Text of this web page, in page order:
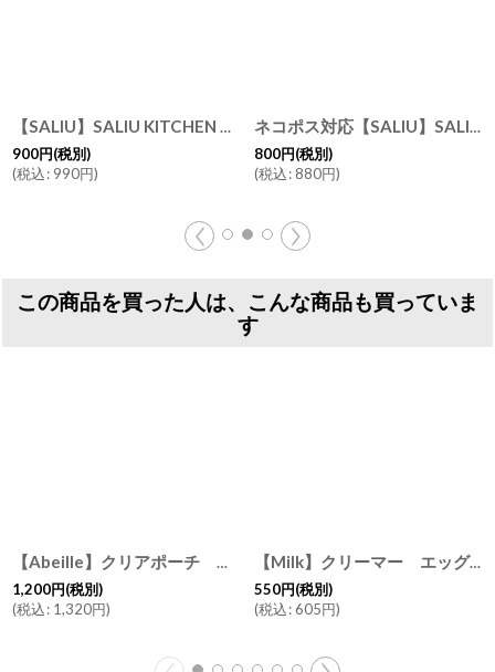
[30011-5]
【SALIU】SALIU KITCHEN おおさじ 大さじ 大匙 チーク 木製 メジャースプーン 計量スプーン Teak Table Spoon キッチンツール LOLO
900円(税別)
(税込: 990円)
ネコポス対応【SALIU】SALIU KITCHEN こさじ チーク 木製 メジャースプーン 計量スプーン 小さじ キッチンツール
800円(税別)
(税込: 880円)
この商品を買った人は、こんな商品も買っていま
す
【Abeille】クリアポーチ マスク・ピルポーチ 猫 マスクケース マスクポーチ 猫 キャット cat ハチワレ チャトラ クロ猫 八割れ 茶トラ 黒猫
1,200円(税別)
(税込: 1,320円)
【Milk】クリーマー エッグ 70ml
550円(税別)
(税込:605円)